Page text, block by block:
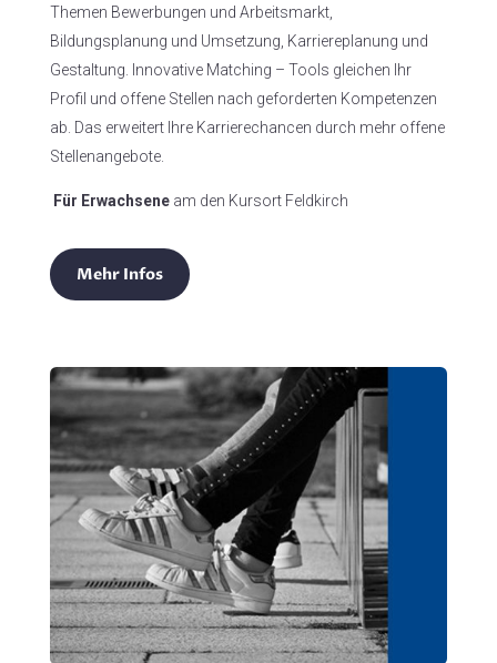
Themen Bewerbungen und Arbeitsmarkt,
Bildungsplanung und Umsetzung, Karriereplanung und
Gestaltung. Innovative Matching – Tools gleichen Ihr
Profil und offene Stellen nach geforderten Kompetenzen
ab. Das erweitert Ihre Karrierechancen durch mehr offene
Stellenangebote.
Für Erwachseneam den Kursort Feldkirch
Mehr Infos